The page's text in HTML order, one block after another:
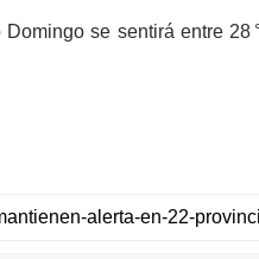
se sentirá entre 28